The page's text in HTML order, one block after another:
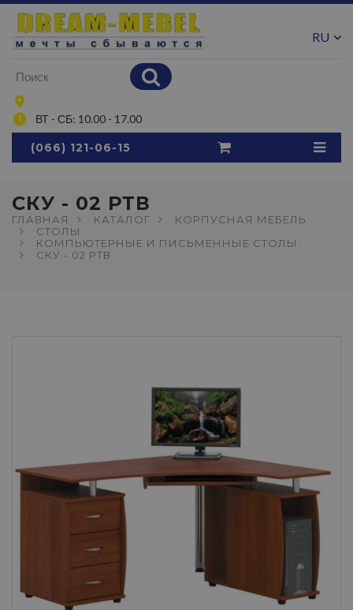
ВТ - СБ: 10.00 - 17.00
RU
(066) 121-06-15
СКУ - 02 РТВ
ГЛАВНАЯ КАТАЛОГ
КОРПУСНАЯ МЕБЕЛЬ
СТОЛЫ
КОМПЬЮТЕРНЫЕ И ПИСЬМЕННЫЕ СТОЛЫ
СКУ - 02 РТВ